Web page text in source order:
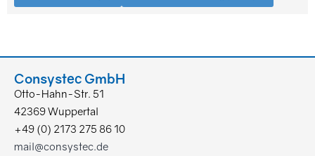
Consystec GmbH
Otto-Hahn-Str. 51
42369 Wuppertal
+49 (0) 2173 275 86 10
mail@consystec.de